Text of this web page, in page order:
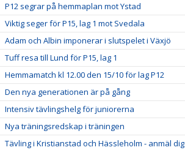
P12 segrar på hemmaplan mot Ystad
Viktig seger för P15, lag 1 mot Svedala
Adam och Albin imponerar i slutspelet i Växjö
Tuff resa till Lund för P15, lag 1
Hemmamatch kl 12.00 den 15/10 för lag P12
Den nya generationen är på gång
Intensiv tävlingshelg för juniorerna
Nya träningsredskap i träningen
Tävling i Kristianstad och Hässleholm - anmäl dig